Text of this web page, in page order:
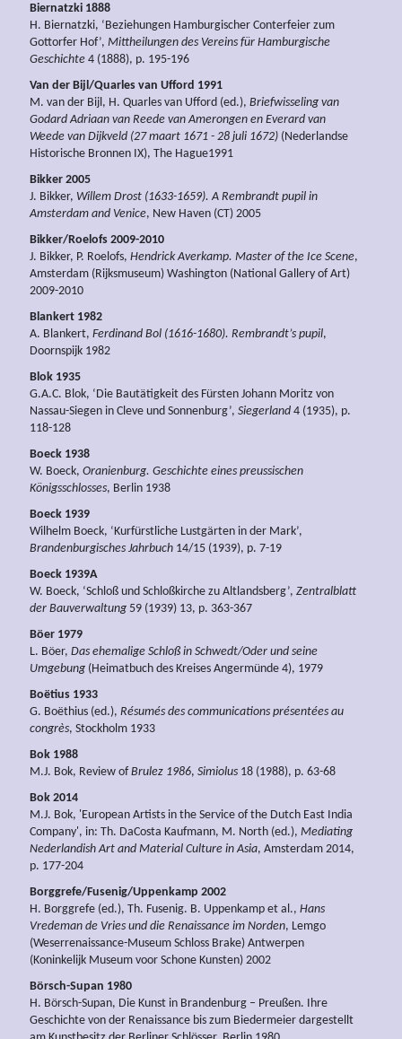
Biernatzki 1888
H. Biernatzki, ‘Beziehungen Hamburgischer Conterfeier zum
Gottorfer Hof’, Mittheilungen des Vereins für Hamburgische
Geschichte 4 (1888), p. 195-196
Van der Bijl/Quarles van Ufford 1991
M. van der Bijl, H. Quarles van Ufford (ed.), Briefwisseling van
Godard Adriaan van Reede van Amerongen en Everard van
Weede van Dijkveld (27 maart 1671 - 28 juli 1672) (Nederlandse
Historische Bronnen IX), The Hague1991
Bikker 2005
J. Bikker, Willem Drost (1633-1659). A Rembrandt pupil in
Amsterdam and Venice, New Haven (CT) 2005
Bikker/Roelofs 2009-2010
J. Bikker, P. Roelofs, Hendrick Averkamp. Master of the Ice Scene,
Amsterdam (Rijksmuseum) Washington (National Gallery of Art)
2009-2010
Blankert 1982
A. Blankert, Ferdinand Bol (1616-1680). Rembrandt’s pupil,
Doornspijk 1982
Blok 1935
G.A.C. Blok, ‘Die Bautätigkeit des Fürsten Johann Moritz von
Nassau-Siegen in Cleve und Sonnenburg’, Siegerland 4 (1935), p.
118-128
Boeck 1938
W. Boeck, Oranienburg. Geschichte eines preussischen
Königsschlosses, Berlin 1938
Boeck 1939
Wilhelm Boeck, ‘Kurfürstliche Lustgärten in der Mark’,
Brandenburgisches Jahrbuch 14/15 (1939), p. 7-19
Boeck 1939A
W. Boeck, ‘Schloß und Schloßkirche zu Altlandsberg’, Zentralblatt
der Bauverwaltung 59 (1939) 13, p. 363-367
Böer 1979
L. Böer, Das ehemalige Schloß in Schwedt/Oder und seine
Umgebung (Heimatbuch des Kreises Angermünde 4), 1979
Boëtius 1933
G. Boëthius (ed.), Résumés des communications présentées au
congrès, Stockholm 1933
Bok 1988
M.J. Bok, Review ofBrulez 1986, Simiolus 18 (1988), p. 63-68
Bok 2014
M.J. Bok, 'European Artists in the Service of the Dutch East India
Company', in: Th. DaCosta Kaufmann, M. North (ed.), Mediating
Nederlandish Art and Material Culture in Asia, Amsterdam 2014,
p. 177-204
Borggrefe/Fusenig/Uppenkamp 2002
H. Borggrefe (ed.), Th. Fusenig. B. Uppenkamp et al., Hans
Vredeman de Vries und die Renaissance im Norden, Lemgo
(Weserrenaissance-Museum Schloss Brake) Antwerpen
(Koninkelijk Museum voor Schone Kunsten) 2002
Börsch-Supan 1980
H. Börsch-Supan, Die Kunst in Brandenburg – Preußen. Ihre
Geschichte von der Renaissance bis zum Biedermeier dargestellt